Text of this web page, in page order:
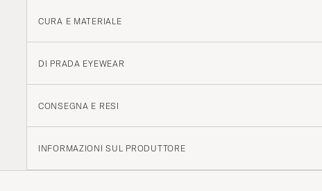
CURA E MATERIALE
DI PRADA EYEWEAR
CONSEGNA E RESI
INFORMAZIONI SUL PRODUTTORE